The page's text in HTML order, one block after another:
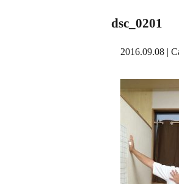
dsc_0201
2016.09.08 |